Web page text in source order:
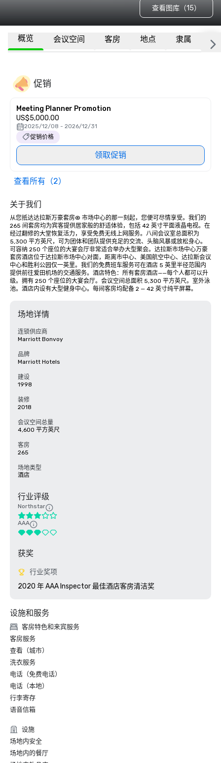
查看图库（15）
概览 会议空间 客房 地点 隶属 更
促销
Meeting Planner Promotion
US$5,000.00
2025/12/08 - 2026/12/31
促销价格
领取促销
查看所有（2）
关于我们
从您抵达达拉斯万豪套房® 市场中心的那一刻起，您便可尽情享受。我们的
265 间套房均为宾客提供居家般的舒适体验，包括 42 英寸平面液晶电视。在
经过翻修的大堂恢复活力，享受免费无线上网服务。八间会议室总面积为
5,300 平方英尺，可为团体和团队提供充足的交流、头脑风暴或放松身心。
可容纳 250 个座位的大宴会厅非常适合举办大型聚会。达拉斯市场中心万豪
套房酒店位于达拉斯市场中心对面，距离市中心、美国航空中心、达拉斯会议
中心和胜利公园仅一英里。我们的免费班车服务可在酒店 5 英里半径范围内
提供前往爱田机场的交通服务。酒店特色：所有套房酒店——每个人都可以升
级。拥有 250 个座位的大宴会厅。会议空间总面积 5,300 平方英尺。室外泳
池。酒店内设有大型健身中心。每间客房均配备 2 — 42 英寸纯平屏幕。
场地详情
连锁供应商
Marriott Bonvoy
品牌
Marriott Hotels
建设
1998
装修
2018
会议空间总量
4,600 平方英尺
客房
265
场地类型
酒店
行业评级
Northstar
AAA
获奖
行业奖项
2020 年 AAA Inspector 最佳酒店客房清洁奖
设施和服务
客房特色和来宾服务
客房服务
查看（城市）
洗衣服务
电话（免费电话）
电话（本地）
行李寄存
语音信箱
设施
场地内安全
场地内的餐厅